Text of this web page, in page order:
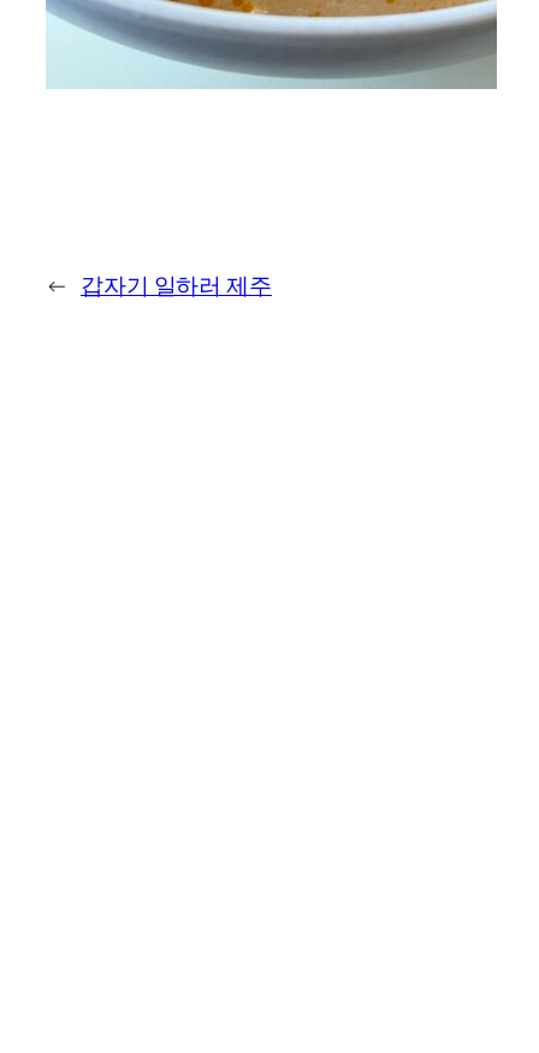
← 갑자기 일하러 제주